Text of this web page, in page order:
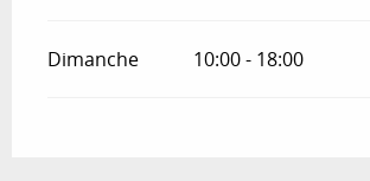
Dimanche 10:00 - 18:00